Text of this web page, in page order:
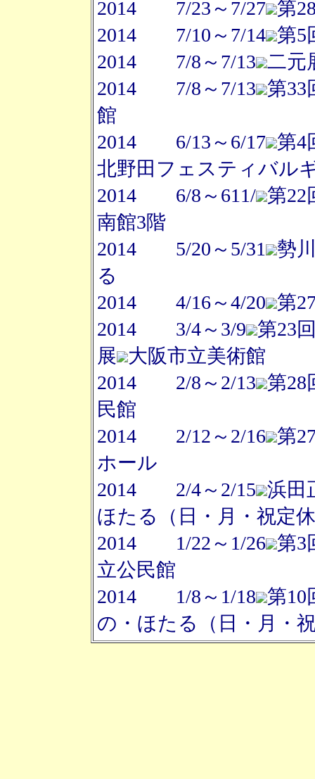
2014 7/23～7/27 第
2014 7/10～7/14 第5
2014 7/8～7/13 二元
2014 7/8～7/13 第33
館
2014 6/13～6/17 第4
北野田フェスティバル
2014 6/8～611/ 第22
南館3階
2014 5/20～5/31
勢
る
2014 4/16～4/20 第
2014 3/4～3/9 第23
展 大阪市立美術館
2014 2/8～2/13 第28
民館
2014 2/12～2/16 第
ホール
2014 2/4～2/15 浜田
ほたる（日・月・祝定
2014 1/22～1/26 第3
立公民館
2014 1/8～1/18 第10
の・ほたる（日・月・